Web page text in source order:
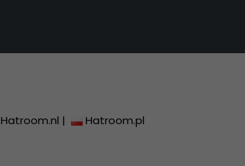
Hatroom.nl | Hatroom.pl